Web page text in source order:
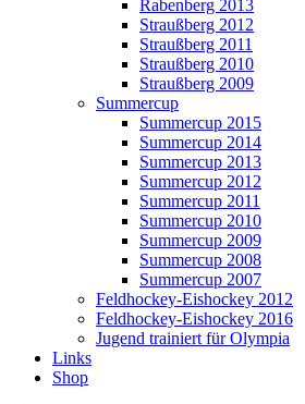
Rabenberg 2013
Straußberg 2012
Straußberg 2011
Straußberg 2010
Straußberg 2009
Summercup
Summercup 2015
Summercup 2014
Summercup 2013
Summercup 2012
Summercup 2011
Summercup 2010
Summercup 2009
Summercup 2008
Summercup 2007
Feldhockey-Eishockey 2012
Feldhockey-Eishockey 2016
Jugend trainiert für Olympia
Links
Shop